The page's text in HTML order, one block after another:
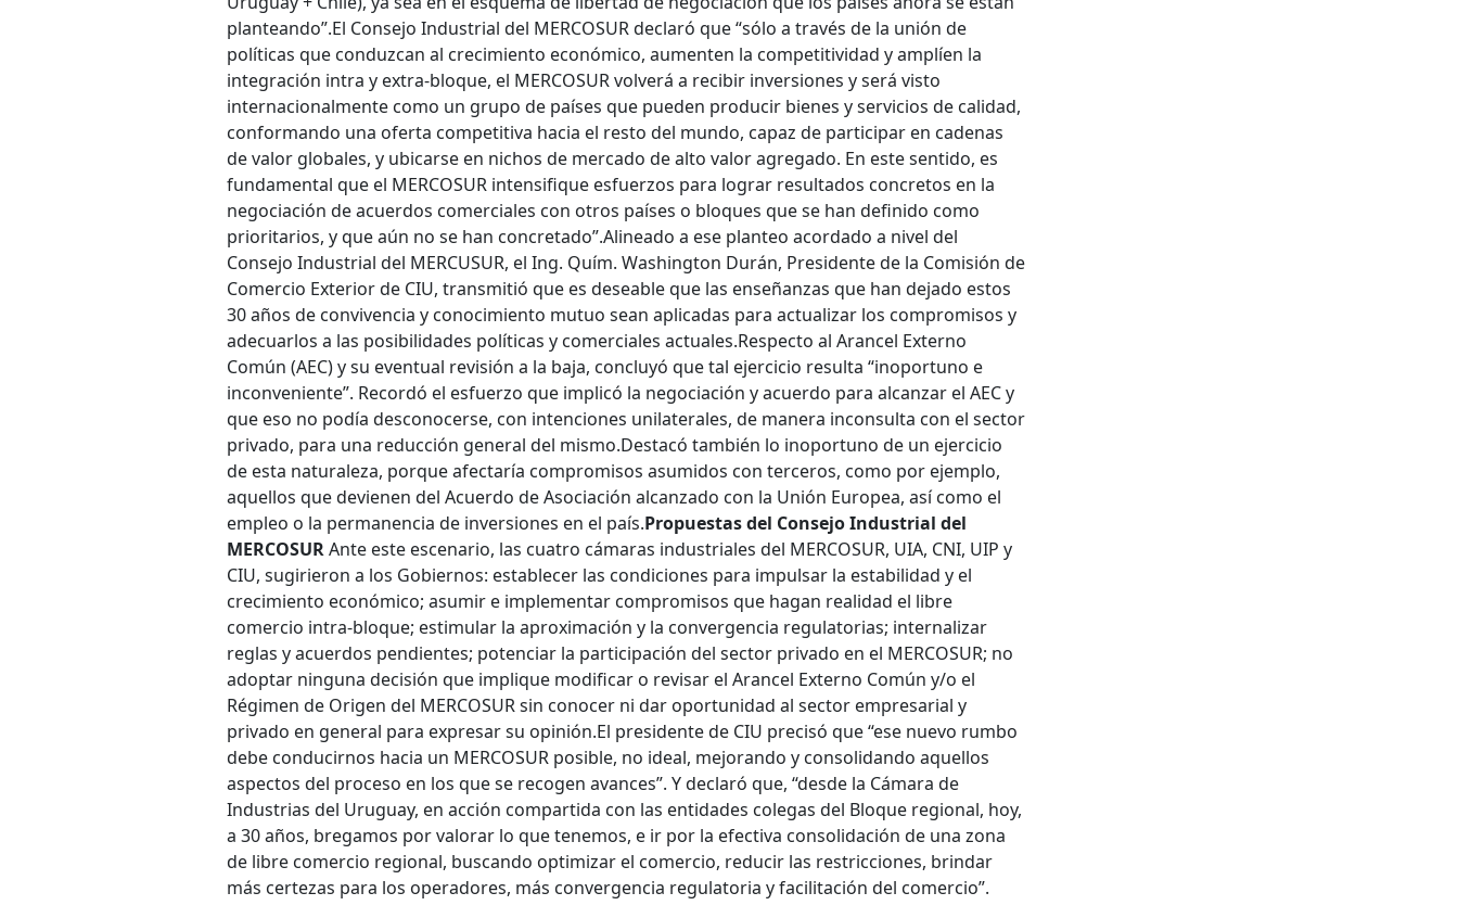
planteando”.El Consejo Industrial del MERCOSUR declaró que “sólo a través de la unión de
políticas que conduzcan al crecimiento económico, aumenten la competitividad y amplíen la
integración intra y extra-bloque, el MERCOSUR volverá a recibir inversiones y será visto
internacionalmente como un grupo de países que pueden producir bienes y servicios de calidad,
conformando una oferta competitiva hacia el resto del mundo, capaz de participar en cadenas
de valor globales, y ubicarse en nichos de mercado de alto valor agregado. En este sentido, es
fundamental que el MERCOSUR intensifique esfuerzos para lograr resultados concretos en la
negociación de acuerdos comerciales con otros países o bloques que se han definido como
prioritarios, y que aún no se han concretado”.Alineado a ese planteo acordado a nivel del
Consejo Industrial del MERCUSUR, el Ing. Quím. Washington Durán, Presidente de la Comisión de
Comercio Exterior de CIU, transmitió que es deseable que las enseñanzas que han dejado estos
30 años de convivencia y conocimiento mutuo sean aplicadas para actualizar los compromisos y
adecuarlos a las posibilidades políticas y comerciales actuales.Respecto al Arancel Externo
Común (AEC) y su eventual revisión a la baja, concluyó que tal ejercicio resulta “inoportuno e
inconveniente”. Recordó el esfuerzo que implicó la negociación y acuerdo para alcanzar el AEC y
que eso no podía desconocerse, con intenciones unilaterales, de manera inconsulta con el sector
privado, para una reducción general del mismo.Destacó también lo inoportuno de un ejercicio
de esta naturaleza, porque afectaría compromisos asumidos con terceros, como por ejemplo,
aquellos que devienen del Acuerdo de Asociación alcanzado con la Unión Europea, así como el
empleo o la permanencia de inversiones en el país.Propuestas del Consejo Industrial del
MERCOSURAnte este escenario, las cuatro cámaras industriales del MERCOSUR, UIA, CNI, UIP y
CIU, sugirieron a los Gobiernos: establecer las condiciones para impulsar la estabilidad y el
crecimiento económico; asumir e implementar compromisos que hagan realidad el libre
comercio intra-bloque; estimular la aproximación y la convergencia regulatorias; internalizar
reglas y acuerdos pendientes; potenciar la participación del sector privado en el MERCOSUR; no
adoptar ninguna decisión que implique modificar o revisar el Arancel Externo Común y/o el
Régimen de Origen del MERCOSUR sin conocer ni dar oportunidad al sector empresarial y
privado en general para expresar su opinión.El presidente de CIU precisó que“ese nuevo rumbo
debe conducirnos hacia un MERCOSUR posible, no ideal, mejorando y consolidando aquellos
aspectos del proceso en los que se recogen avances”. Y declaró que, “desde la Cámara de
Industrias del Uruguay, en acción compartida con las entidades colegas del Bloque regional, hoy,
a 30 años, bregamos por valorar lo que tenemos, e ir por la efectiva consolidación de una zona
de libre comercio regional, buscando optimizar el comercio, reducir las restricciones, brindar
más certezas para los operadores, más convergencia regulatoria y facilitación del comercio”.